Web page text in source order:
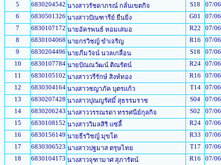
5
6830204542 นางสาวรัชดาภรณ์ กลั่นเขตกิจ S18
07/
6
6830501326 นางสาวปัณฑารีย์ ยืนยิ่ง G01
07/
7
6830107172 นายอัครพนธ์ หอมเสมอ R22
07/
8
6830104068 นายกรวิชญ์ ขำเจริญ R16
07/
9
6830204496 นายภีมวัจน์ นวลเกลื่อน S18
07/
10
6830107784 นายปัณณวัฒน์ ติณรัตน์ R24 07/
11
6830105102 นางสาววรีรักษ์ สิงห์ทอง R16
07/
12
6830304164 นางสาวชญาภัค บุตรแก้ว T14
07/
13
6830207428 นางสาวปุณญรัศมิ์ สุธรรมราช S04
07/
14
6830206243 นางสาววรรณรดา ทรรศนีย์กุลกิจ S02
07/
15
6830108152 นางสาววิมลสิริ แซ่ลี้ R24 07/
16
6830156149 นายธีรวิชญ์ มุขโต R33
07/
17
6830306523 นางสาวปฐมาส ตรุษไทย T17
07/
18
6830104173 นางสาวจุฑามาศ สุภารัตน์ R16
07/